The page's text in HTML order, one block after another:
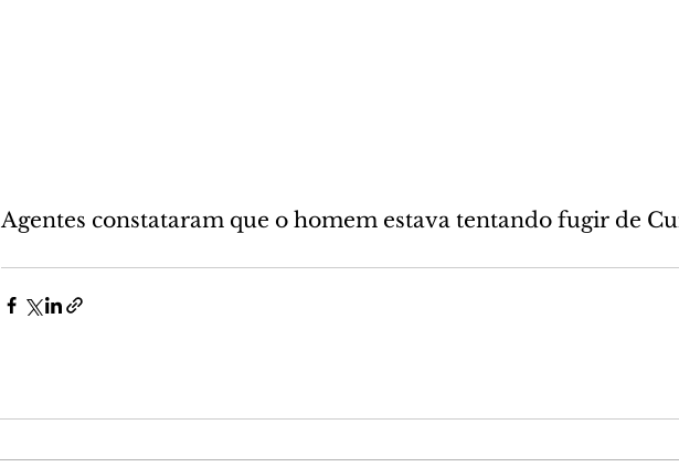
Agentes constataram que o homem estava tentando fugir de